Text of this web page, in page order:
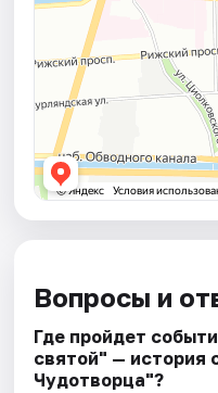
Вопросы и
Где пройдет
святой" — история
Чудотворца"?